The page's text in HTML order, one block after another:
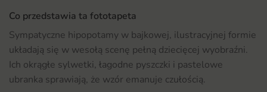
Co przedstawia ta fototapeta
Sympatyczne hipopotamy w bajkowej, ilustracyjnej formie
układają się w wesołą scenę pełną dziecięcej wyobraźni.
Ich okrągłe sylwetki, łagodne pyszczki i pastelowe
ubranka sprawiają, że wzór emanuje czułością.